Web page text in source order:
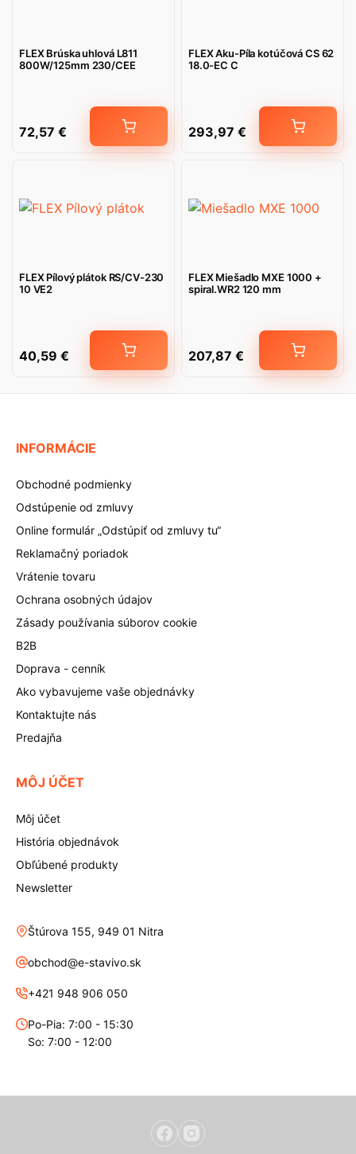
FLEX Brúska uhlová L811
800W/125mm 230/CEE
72,57 €
FLEX Aku-Píla kotúčová CS 62
18.0-EC C
293,97 €
FLEX Pílový plátok RS/CV-230
10 VE2
40,59 €
FLEX Miešadlo MXE 1000 +
spiral.WR2 120 mm
207,87 €
INFORMÁCIE
Obchodné podmienky
Odstúpenie od zmluvy
Online formulár „Odstúpiť od zmluvy tu“
Reklamačný poriadok
Vrátenie tovaru
Ochrana osobných údajov
Zásady používania súborov cookie
B2B
Doprava - cenník
Ako vybavujeme vaše objednávky
Kontaktujte nás
Predajňa
MÔJ ÚČET
Môj účet
História objednávok
Obľúbené produkty
Newsletter
Štúrova 155, 949 01 Nitra
obchod@e-stavivo.sk
+421 948 906 050
Po-Pia: 7:00 - 15:30
So: 7:00 - 12:00